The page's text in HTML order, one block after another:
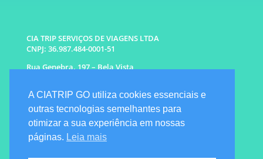
CIA TRIP SERVIÇOS DE VIAGENS LTDA
CNPJ: 36.987.484-0001-51
Rua Genebra, 197 – Bela Vista
WhatsApp: (11) 96333-6677 |
94341-1314
E-mail: info@ciatrip.com
Atendimento Comercial:
Segunda à Sexta: 9h às 18h
Sábado e Domingo: 10h as 16h
A CIATRIP GO utiliza cookies essenciais e
outras tecnologias semelhantes para
otimizar a sua experiência em nossas
páginas. Leia mais